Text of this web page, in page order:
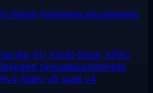
Valódi hardveres elszigetelés
EU, Közel-Kelet, APAC
támadáscsökkentés
Natív v6, saját v4